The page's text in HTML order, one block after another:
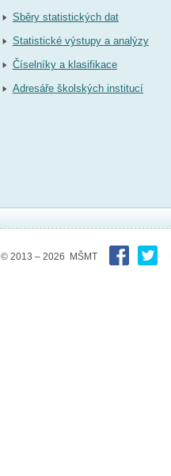
Sběry statistických dat
Statistické výstupy a analýzy
Číselníky a klasifikace
Adresáře školských institucí
© 2013 – 2026 MŠMT